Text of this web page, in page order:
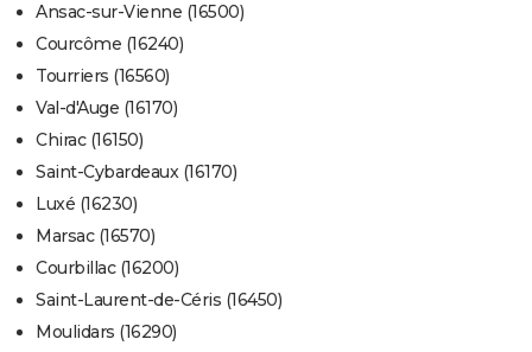
Ansac-sur-Vienne (16500)
Courcôme (16240)
Tourriers (16560)
Val-d'Auge (16170)
Chirac (16150)
Saint-Cybardeaux (16170)
Luxé (16230)
Marsac (16570)
Courbillac (16200)
Saint-Laurent-de-Céris (16450)
Moulidars (16290)